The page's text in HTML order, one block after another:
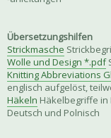
Übersetzungshilfen
Strickmasche
Wolle und Design *.pdf
Knitting Abbreviations
englisch aufgelöst,
Häkeln Häkelbegriffe in
Deutsch und Polnisch